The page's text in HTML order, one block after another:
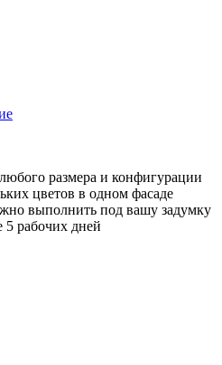
размера и конфигурации
цветов в одном фасаде
выполнить под вашу задумку
5 рабочих дней